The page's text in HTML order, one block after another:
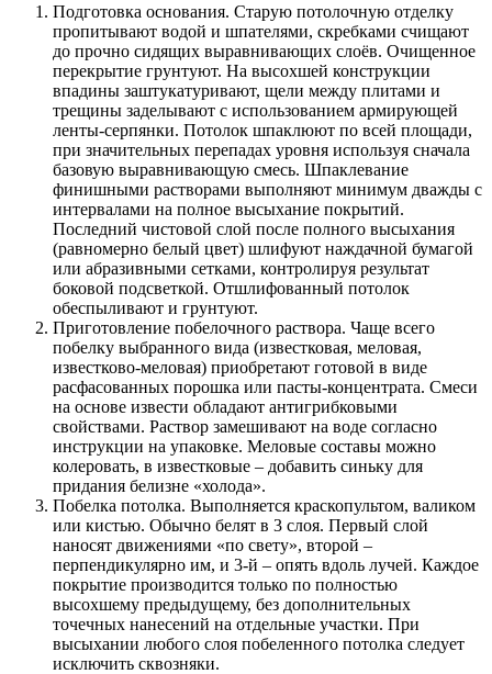
Подготовка основания. Старую потолочную отделку
пропитывают водой и шпателями, скребками счищают
до прочно сидящих выравнивающих слоёв. Очищенное
перекрытие грунтуют. На высохшей конструкции
впадины заштукатуривают, щели между плитами и
трещины заделывают с использованием армирующей
ленты-серпянки. Потолок шпаклюют по всей площади,
при значительных перепадах уровня используя сначала
базовую выравнивающую смесь. Шпаклевание
финишными растворами выполняют минимум дважды с
интервалами на полное высыхание покрытий.
Последний чистовой слой после полного высыхания
(равномерно белый цвет) шлифуют наждачной бумагой
или абразивными сетками, контролируя результат
боковой подсветкой. Отшлифованный потолок
обеспыливают и грунтуют.
Приготовление побелочного раствора. Чаще всего
побелку выбранного вида (известковая, меловая,
известково-меловая) приобретают готовой в виде
расфасованных порошка или пасты-концентрата. Смеси
на основе извести обладают антигрибковыми
свойствами. Раствор замешивают на воде согласно
инструкции на упаковке. Меловые составы можно
колеровать, в известковые – добавить синьку для
придания белизне «холода».
Побелка потолка. Выполняется краскопультом, валиком
или кистью. Обычно белят в 3 слоя. Первый слой
наносят движениями «по свету», второй –
перпендикулярно им, и 3-й – опять вдоль лучей. Каждое
покрытие производится только по полностью
высохшему предыдущему, без дополнительных
точечных нанесений на отдельные участки. При
высыхании любого слоя побеленного потолка следует
исключить сквозняки.